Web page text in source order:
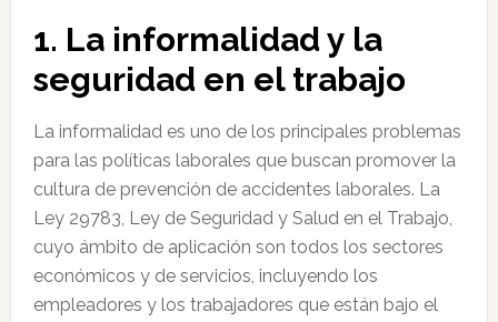
1. La informalidad y la
seguridad en el trabajo
La informalidad es uno de los principales problemas
para las políticas laborales que buscan promover la
cultura de prevención de accidentes laborales. La
Ley 29783, Ley de Seguridad y Salud en el Trabajo,
cuyo ámbito de aplicación son todos los sectores
económicos y de servicios, incluyendo los
empleadores y los trabajadores que están bajo el